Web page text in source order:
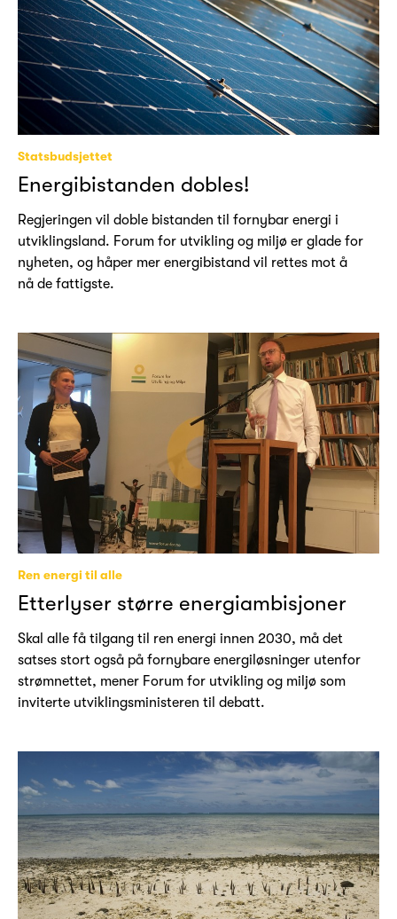
Statsbudsjettet
Energibistanden dobles!
Regjeringen vil doble bistanden til fornybar energi i
utviklingsland. Forum for utvikling og miljø er glade for
nyheten, og håper mer energibistand vil rettes mot å
nå de fattigste.
Ren energi til alle
Etterlyser større energiambisjoner
Skal alle få tilgang til ren energi innen 2030, må det
satses stort også på fornybare energiløsninger utenfor
strømnettet, mener Forum for utvikling og miljø som
inviterte utviklingsministeren til debatt.